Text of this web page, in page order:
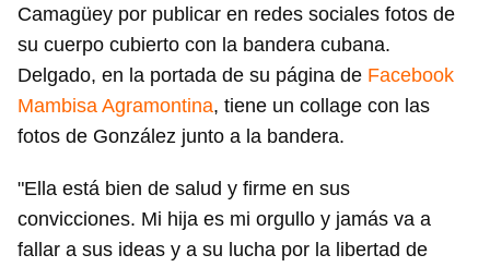
Camagüey por publicar en redes sociales fotos de
su cuerpo cubierto con la bandera cubana.
Delgado, en la portada de su página de Facebook
Mambisa Agramontina, tiene un collage con las
fotos de González junto a la bandera.
"Ella está bien de salud y firme en sus
convicciones. Mi hija es mi orgullo y jamás va a
fallar a sus ideas y a su lucha por la libertad de